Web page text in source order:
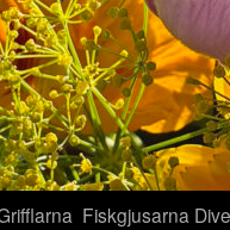
Fiskgjusarna